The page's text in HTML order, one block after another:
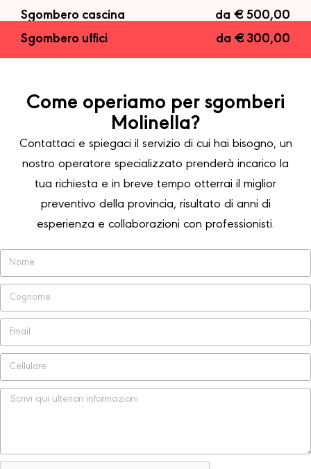
Sgombero cascina
da € 500,00
Sgombero uffici
da € 300,00
Come operiamo per sgomberi
Molinella?
Contattaci e spiegaci il servizio di cui hai bisogno, un
nostro operatore specializzato prenderà incarico la
tua richiesta e in breve tempo otterrai il miglior
preventivo della provincia, risultato di anni di
esperienza e collaborazioni con professionisti.